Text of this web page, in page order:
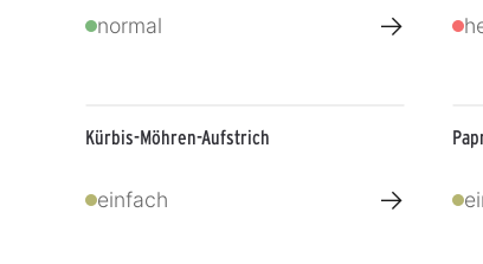
normal →
Kürbis-Möhren-Aufstrich
einfach →